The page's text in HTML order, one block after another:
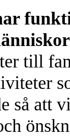
till
så att